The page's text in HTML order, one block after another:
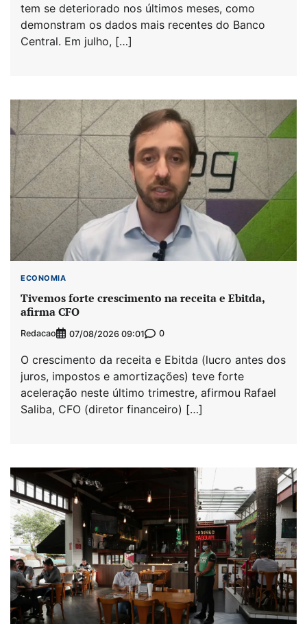
tem se deteriorado nos últimos meses, como
demonstram os dados mais recentes do Banco
Central. Em julho, […]
ECONOMIA
Tivemos forte crescimento na receita e Ebitda,
afirma CFO
Redacao 07/08/2026 09:01 0
O crescimento da receita e Ebitda (lucro antes dos
juros, impostos e amortizações) teve forte
aceleração neste último trimestre, afirmou Rafael
Saliba, CFO (diretor financeiro) […]